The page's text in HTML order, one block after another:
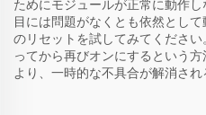
ためにモジュールが正常に動作
目には問題がなくとも依然とし
のリセットを試してみてくださ
ってから再びオンにするという
より、一時的な不具合が解消され